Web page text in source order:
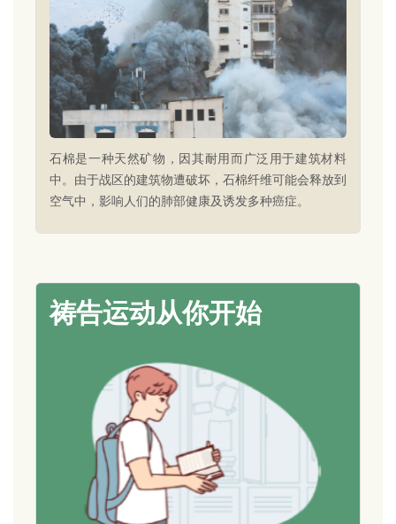
石棉是一种天然矿物，因其耐用而广泛用于建筑材料
中。由于战区的建筑物遭破坏，石棉纤维可能会释放到
空气中，影响人们的肺部健康及诱发多种癌症。
祷告运动从你开始